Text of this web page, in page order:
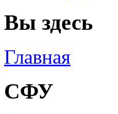
Вы здесь
Главная
СФУ